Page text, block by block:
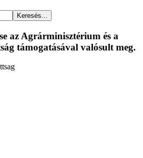
Keresés...
az Agrárminisztérium és a
támogatásával valósult meg.